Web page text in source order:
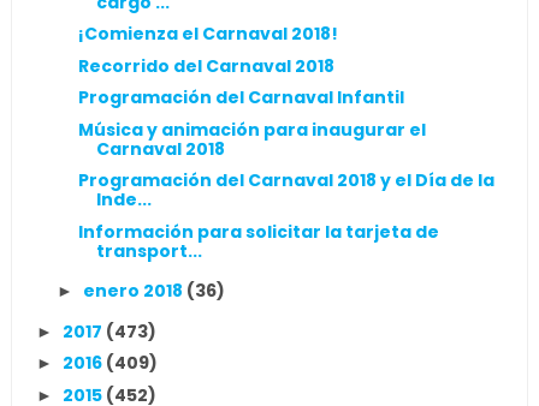
¡Comienza el Carnaval 2018!
Recorrido del Carnaval 2018
Programación del Carnaval Infantil
Música y animación para inaugurar el
Carnaval 2018
Programación del Carnaval 2018 y el Día de la
Inde...
Información para solicitar la tarjeta de
transport...
► enero 2018 (36)
► 2017 (473)
► 2016 (409)
► 2015 (452)